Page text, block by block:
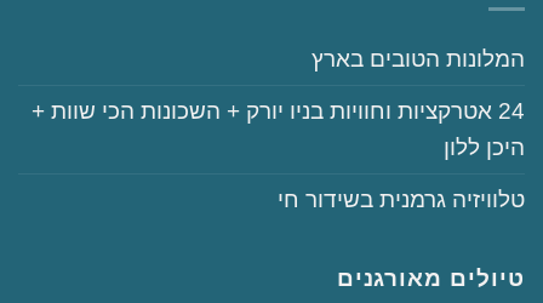
‏המלונות הטובים בארץ
‏‏24‏ אטרקציות וחוויות בניו יורק + השכונות הכי שוות +
היכן ללון
‏טלוויזיה גרמנית בשידור חי
טיולים מאורגנים